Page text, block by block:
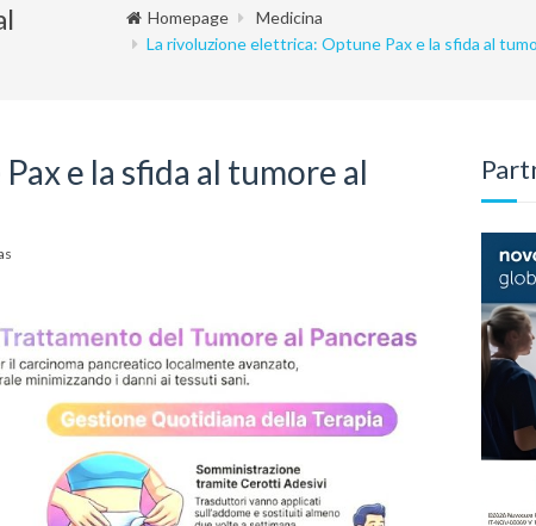
Homepage
Medicina
La rivoluzione elettrica: Optune Pax e la sfida al
e la sfida al tumore al